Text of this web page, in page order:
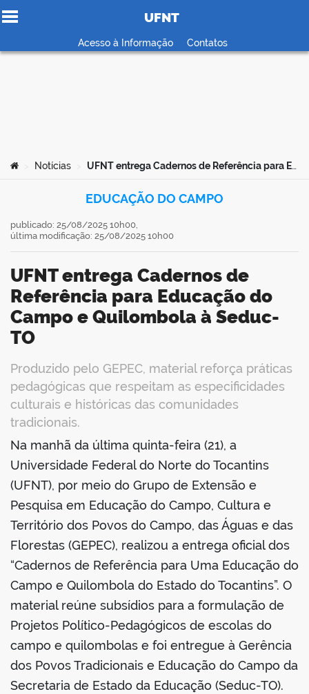
Ir para o conteúdo
UFNT
Acesso à Informação Contatos
Você está aqui:
Notícias UFNT entrega Cadernos de Referência para Educação do Campo e Quilombola à Seduc-TO
EDUCAÇÃO DO CAMPO
UFNT entrega Cadernos de
Referência para Educação do
Campo e Quilombola à Seduc-
TO
Produzido pelo GEPEC, material reforça práticas
pedagógicas que respeitam as especificidades
culturais e históricas das comunidades
tradicionais.
publicado: 25/08/2025 10h00,
última modificação: 25/08/2025 10h00
Na manhã da última quinta-feira (21), a
Universidade Federal do Norte do Tocantins
(UFNT), por meio do Grupo de Extensão e
Pesquisa em Educação do Campo, Cultura e
Território dos Povos do Campo, das Águas e das
Florestas (GEPEC), realizou a entrega oficial dos
“Cadernos de Referência para Uma Educação do
Campo e Quilombola do Estado do Tocantins”. O
material reúne subsídios para a formulação de
Projetos Político-Pedagógicos de escolas do
campo e quilombolas e foi entregue à Gerência
dos Povos Tradicionais e Educação do Campo da
Secretaria de Estado da Educação (Seduc-TO).